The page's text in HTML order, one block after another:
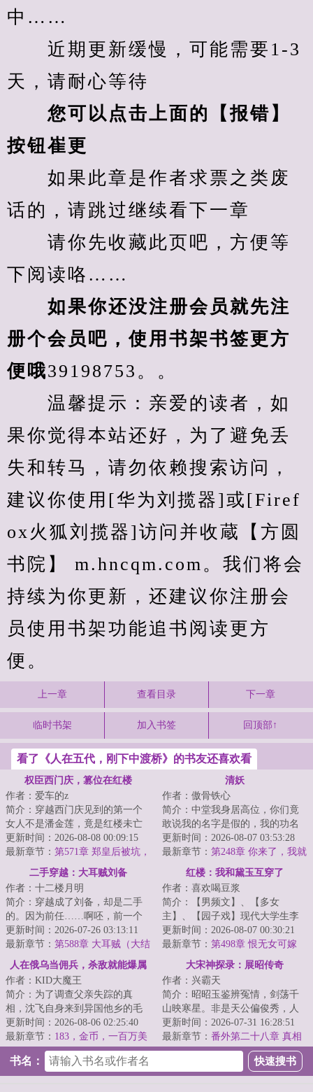
中……
近期更新缓慢，可能需要1-3
天，请耐心等待
您可以点击上面的【报错】
按钮崔更
如果此章是作者求票之类废
话的，请跳过继续看下一章
请你先收藏此页吧，方便等
下阅读咯……
如果你还没注册会员就先注
册个会员吧，使用书架书签更方
便哦39198753。。
温馨提示：亲爱的读者，如
果你觉得本站还好，为了避免丢
失和转马，请勿依赖搜索访问，
建议你使用[华为刘揽器]或[Firef
ox火狐刘揽器]访问并收蔵【方圆
书院】 m.hncqm.com。我们将会
持续为你更新，还建议你注册会
员使用书架功能追书阅读更方
便。
上一章 查看目录 下一章
临时书架 加入书签 回顶部↑
看了《人在五代，刚下中渡桥》的书友还喜欢看
权臣西门庆，篡位在红楼
作者：爱车的z
简介：穿越西门庆见到的第一个
女人不是潘金莲，竟是红楼未亡
人秦可卿。我堂堂清河县一霸，
仗着一手老中医...
更新时间：2026-08-08 00:09:15
最新章节： 第571章 郑皇后被坑，
三大行首齐聚
清妖
作者：傲骨铁心
简介：中堂我身居高位，你们竟
敢说我的名字是假的，我的功名
是假的，我为官这么多年的经历
是假的，我为大...
更新时间：2026-08-07 03:53:28
最新章节： 第248章 你来了，我就
放心了
二手穿越：大耳贼刘备
作者：十二楼月明
简介：穿越成了刘备，却是二手
的。因为前任……啊呸，前一个
穿越者也是穿越到刘备身上。前
任嗝屁了，我接...
更新时间：2026-07-26 03:13:11
最新章节： 第588章 大耳贼（大结
局）
红楼：我和黛玉互穿了
作者：喜欢喝豆浆
简介：【男频文】、【多女
主】、【园子戏】现代大学生李
宸穿越成为侯府二公子，却又神
奇与林黛玉互换了身...
更新时间：2026-08-07 00:30:21
最新章节： 第498章 恨无女可嫁
人在俄乌当佣兵，杀敌就能爆属
性
作者：KID大魔王
简介：为了调查父亲失踪的真
相，沈飞自身来到异国他乡的毛
熊。好消息：父亲还活着。坏消
息：活在世界各地...
更新时间：2026-08-06 02:25:40
最新章节： 183，金币，一百万美
元怎么够花呢，我再给你个更赚
钱的任务！
大宋神探录：展昭传奇
作者：兴霸天
简介：昭昭玉鉴辨冤情，剑荡千
山映寒星。非是天公偏俊秀，人
间必要此光明。展昭的神探之
路，自大相国寺开...
更新时间：2026-07-31 16:28:51
最新章节： 番外第二十八章 真相
与结局（中）
书名：